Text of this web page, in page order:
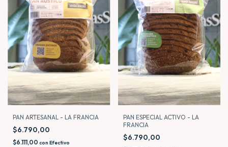
PAN ARTESANAL - LA FRANCIA
$6.790,00
$6.111,00 con Efectivo
PAN ESPECIAL ACTIVO - LA
FRANCIA
$6.790,00